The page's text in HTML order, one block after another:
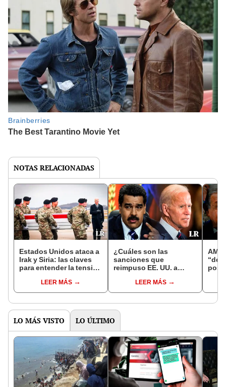
NOTAS RELACIONADAS
Estados Unidos ataca a
Irak y Siria: las claves
para entender la tensión
LEER MÁS
¿Cuáles son las
sanciones que
reimpuso EE. UU. a
industrias afecta?
LEER MÁS
LO MÁS VISTO LO ÚLTIMO